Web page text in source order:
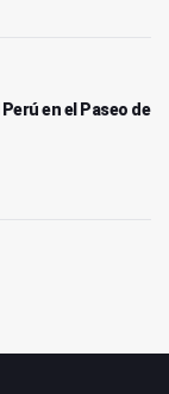
en el Paseo de